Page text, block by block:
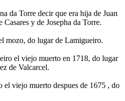
da Torre decir que era hija de Juan
y de Josepha da Torre.
mozo, do lugar de Lamigueiro.
el viejo muerto en 1718, do lugar
de Valcarcel.
el viejo muerto despues de 1675 , do